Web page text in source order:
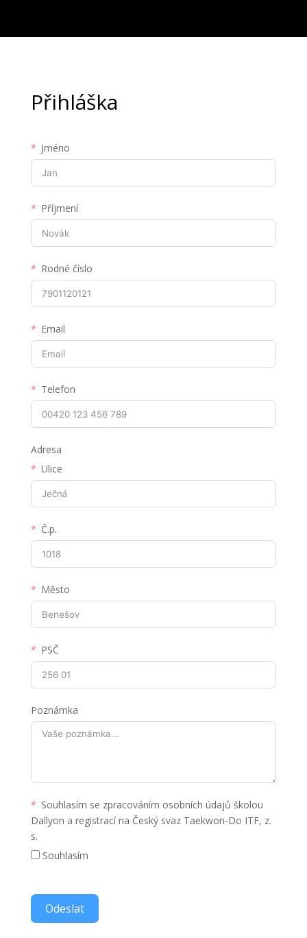
Přihláška
Jméno
Příjmení
Rodné číslo
Email
Telefon
Adresa
Ulice
Č.p.
Město
PSČ
Poznámka
Souhlasím se zpracováním osobních údajů školou
Dallyon a registrací na Český svaz Taekwon-Do ITF, z.
s.
Souhlasím
Odeslat